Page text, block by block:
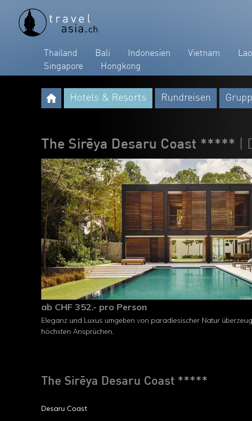
Thailand Bali Indonesien Vietnam
Singapore
Hongkong
Hotels & Resorts Rundreisen
The Sirēya Desaru Coast ***** |
ab CHF 352.- pro Person
Eleganz und Luxus umgeben von paradiesischer Natur
höchsten Ansprüchen.
The Sirēya Desaru Coast *****
Desaru Coast